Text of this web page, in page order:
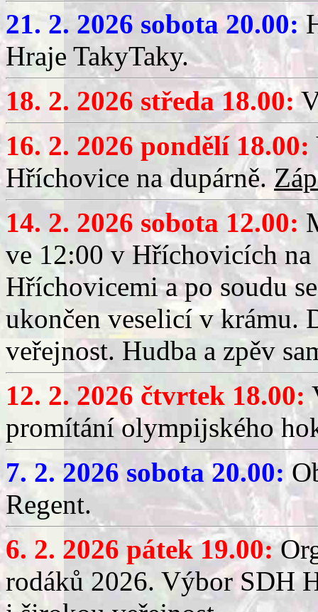
21. 2. 2026 sobota 20.00:
Hraje TakyTaky.
18. 2. 2026 středa 18.00:
16. 2. 2026 pondělí 18.00:
Hříchovice na dupárně.
14. 2. 2026 sobota 12.00:
ve 12:00 v Hříchovicích
Hříchovicemi a po soudu
ukončen veselicí v krámu.
veřejnost. Hudba a zpěv
12. 2. 2026 čtvrtek 18.00:
promítání olympijského
7. 2. 2026 sobota 20.00:
Regent.
6. 2. 2026 pátek 19.00:
rodáků 2026. Výbor SDH